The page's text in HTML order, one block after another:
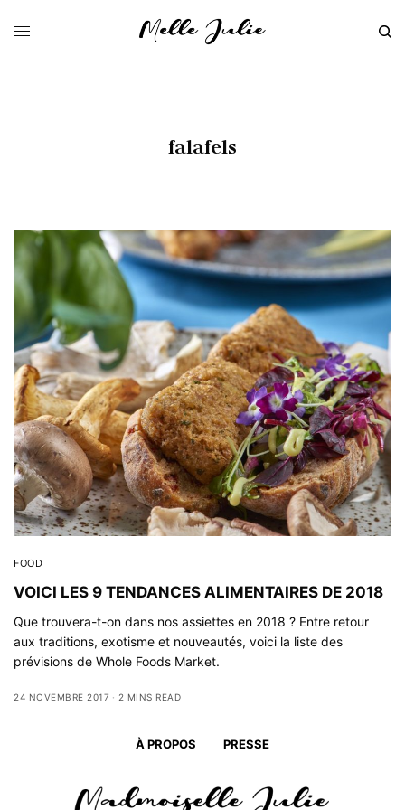
falafels
FOOD
VOICI LES 9 TENDANCES ALIMENTAIRES DE 2018
Que trouvera-t-on dans nos assiettes en 2018 ? Entre retour
aux traditions, exotisme et nouveautés, voici la liste des
prévisions de Whole Foods Market.
24 NOVEMBRE 2017 2 MINS READ
À PROPOS PRESSE